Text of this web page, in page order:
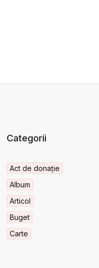
Categorii
Act de donație
Album
Articol
Buget
Carte